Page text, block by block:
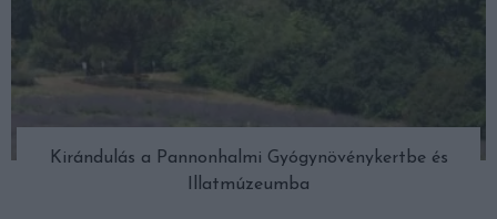
Kirándulás a Pannonhalmi Gyógynövénykertbe és
Illatmúzeumba